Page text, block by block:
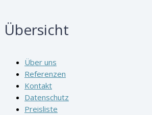
Übersicht
Über uns
Referenzen
Kontakt
Datenschutz
Preisliste